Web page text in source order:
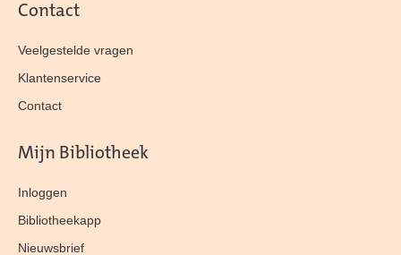
Contact
Veelgestelde vragen
Klantenservice
Contact
Mijn Bibliotheek
Inloggen
Bibliotheekapp
Nieuwsbrief